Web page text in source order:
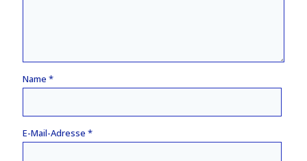
Name *
E-Mail-Adresse *